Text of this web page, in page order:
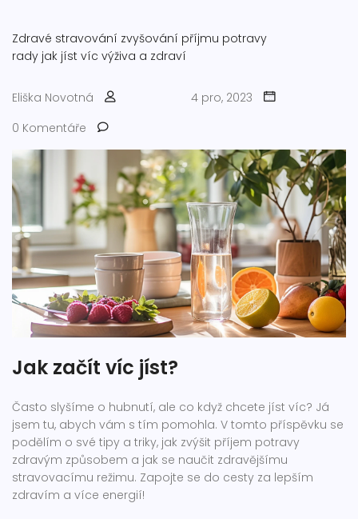
Zdravé stravování zvyšování příjmu potravy
rady jak jíst víc výživa a zdraví
Eliška Novotná
4 pro, 2023
0 Komentáře
Jak začít víc jíst?
Často slyšíme o hubnutí, ale co když chcete jíst víc? Já
jsem tu, abych vám s tím pomohla. V tomto příspěvku se
podělím o své tipy a triky, jak zvýšit příjem potravy
zdravým způsobem a jak se naučit zdravějšímu
stravovacímu režimu. Zapojte se do cesty za lepším
zdravím a více energií!